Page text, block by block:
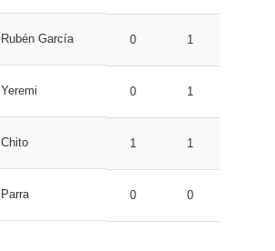
Rubén García 0 1
Yeremi 0 1
Chito 1 1
Parra 0 0